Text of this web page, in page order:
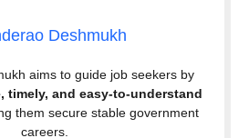
Deshmukh
aims to guide job seekers by
timely, and easy-to-understand
them secure stable government
careers.